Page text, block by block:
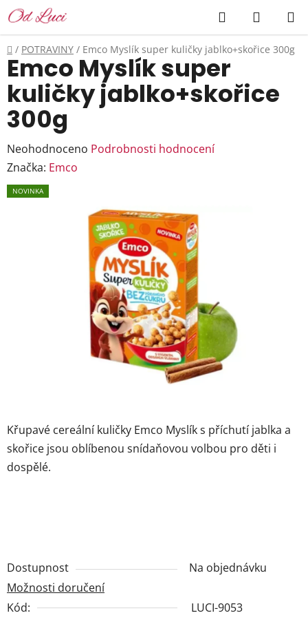
Přejít
na
obsah
Hledat
KOŠÍK
Domů
/ POTRAVINY / Emco Myslík super kuličky jablko+skořice 300g
Křupavé cereální kuličky Emco Myslík s příchutí jablka a
skořice jsou oblíbenou snídaňovou volbou pro děti i
dospělé.
Dostupnost
Na objednávku
Možnosti doručení
Kód:
LUCI-9053
Emco Myslík super
kuličky jablko+skořice
300g
Průměrné
hodnocení
produktu
Neohodnoceno Podrobnosti hodnocení
Značka: Emco
NOVINKA